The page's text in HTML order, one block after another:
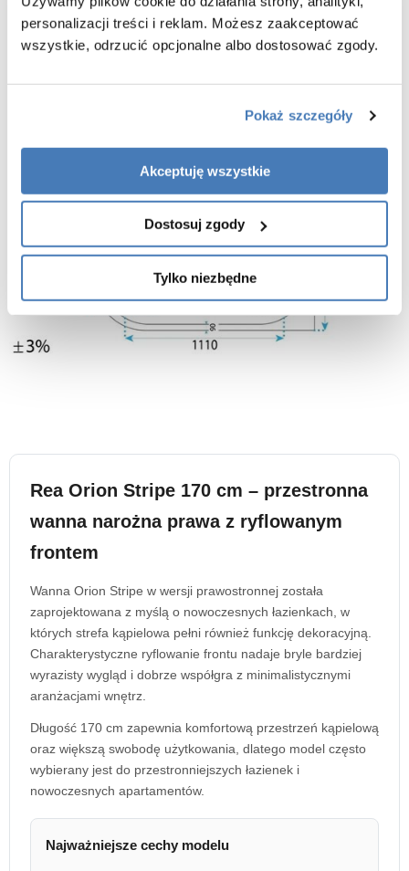
personalizacji treści i reklam. Możesz zaakceptować
wszystkie, odrzucić opcjonalne albo dostosować zgody.
Pokaż szczegóły
Akceptuję wszystkie
Dostosuj zgody
Tylko niezbędne
Rea Orion Stripe 170 cm – przestronna
wanna narożna prawa z ryflowanym
frontem
Wanna Orion Stripe w wersji prawostronnej została
zaprojektowana z myślą o nowoczesnych łazienkach, w
których strefa kąpielowa pełni również funkcję dekoracyjną.
Charakterystyczne ryflowanie frontu nadaje bryle bardziej
wyrazisty wygląd i dobrze współgra z minimalistycznymi
aranżacjami wnętrz.
Długość 170 cm zapewnia komfortową przestrzeń kąpielową
oraz większą swobodę użytkowania, dlatego model często
wybierany jest do przestronniejszych łazienek i
nowoczesnych apartamentów.
Najważniejsze cechy modelu